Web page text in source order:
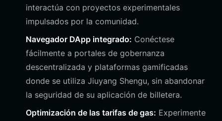
interactúa con proyectos experimentales
impulsados por la comunidad.
Navegador DApp integrado: Conéctese
fácilmente a portales de gobernanza
descentralizada y plataformas gamificadas
donde se utiliza Jiuyang Shengu, sin abandonar
la seguridad de su aplicación de billetera.
Optimización de las tarifas de gas: Experimente